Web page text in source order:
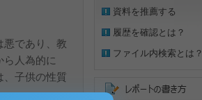
であり、教
ら人為的に
、子供の性質
資料を推薦する
履歴を確認とは？
ファイル内検索とは？